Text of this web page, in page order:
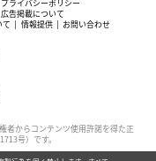
プライバシーポリシー
広告掲載について
て 情報提供 お問い合わせ
者からコンテンツ使用許諾を得た正
号）です。